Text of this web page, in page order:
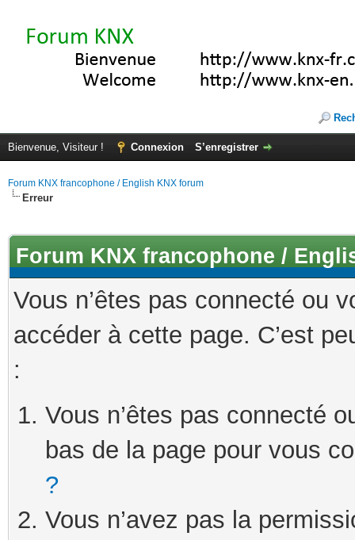
Bienvenue, Visiteur ! Connexion S’enregistrer
Forum KNX francophone / English KNX forum
Erreur
Forum KNX francophone /
Vous n’êtes pas connecté ou
accéder à cette page. C’est
:
Vous n’êtes pas connecté
bas de la page pour vous
?
Vous n’avez pas la